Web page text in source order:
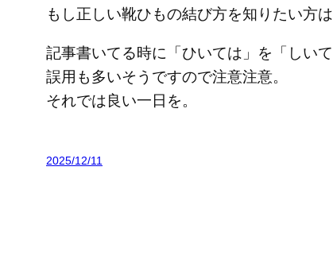
もし正しい靴ひもの結び方を知りたい方
記事書いてる時に「ひいては」を「しい
誤用も多いそうですので注意注意。
それでは良い一日を。
2025/12/11